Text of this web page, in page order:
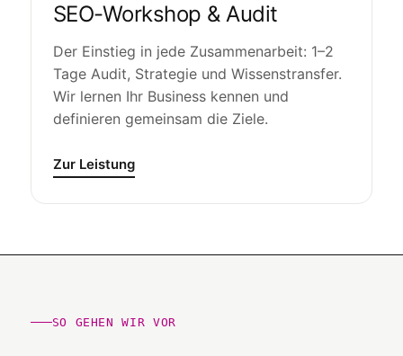
SEO-Workshop & Audit
Der Einstieg in jede Zusammenarbeit: 1–2
Tage Audit, Strategie und Wissenstransfer.
Wir lernen Ihr Business kennen und
definieren gemeinsam die Ziele.
Zur Leistung
SO GEHEN WIR VOR